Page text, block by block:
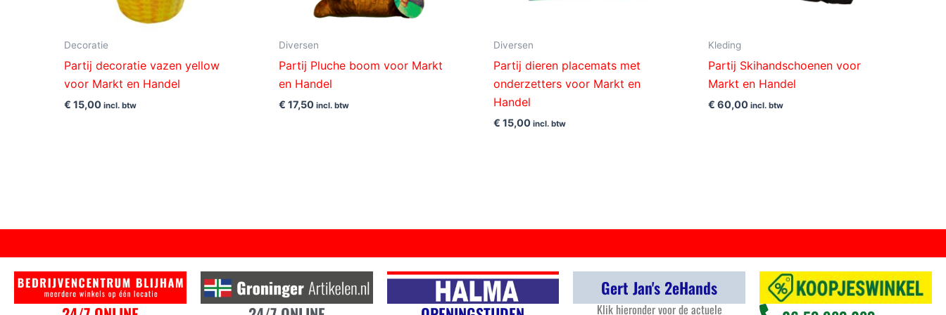
Decoratie
Partij decoratie vazen yellow
voor Markt en Handel
€ 15,00 incl. btw
Diversen
Partij Pluche boom voor Markt
en Handel
€ 17,50 incl. btw
Diversen
Partij dieren placemats met
onderzetters voor Markt en
Handel
€ 15,00 incl. btw
Kleding
Partij Skihandschoenen voor
Markt en Handel
€ 60,00 incl. btw
Gert Jan's 2eHands
Klik hieronder voor de actuele